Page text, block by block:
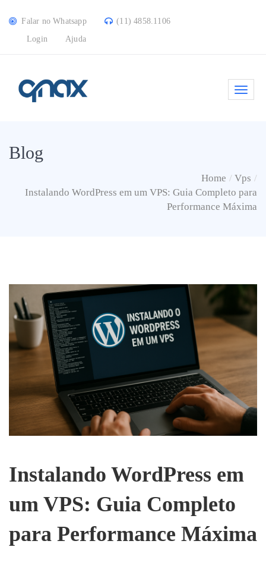
Falar no Whatsapp
(11) 4858.1106
Ajuda
Login
Blog
Home
Vps
Instalando WordPress em um VPS: Guia Completo para
Performance Máxima
Instalando WordPress em
um VPS: Guia Completo
para Performance Máxima